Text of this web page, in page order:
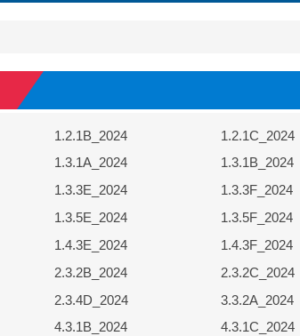
1.2.1B_2024 1.2.1C_2024
1.3.1A_2024 1.3.1B_2024
1.3.3E_2024 1.3.3F_2024
1.3.5E_2024 1.3.5F_2024
1.4.3E_2024 1.4.3F_2024
2.3.2B_2024 2.3.2C_2024
2.3.4D_2024 3.3.2A_2024
4.3.1B_2024 4.3.1C_2024